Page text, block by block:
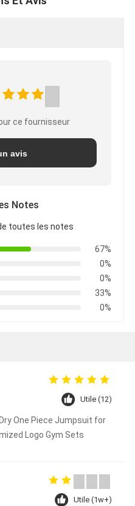
ce fournisseur
avis
Notes
toutes les notes
67%
0%
0%
33%
0%
Utile (12)
One Piece Jumpsuit for
Logo Gym Sets
Utile (1w+)